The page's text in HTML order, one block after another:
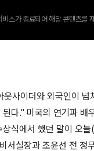
비스가 종료되어 해당 콘텐츠를
웃사이더와 외국인이 넘
다." 미국의 연기파 배
상식에서 했던 말이 오
서실장과 조윤선 전 정